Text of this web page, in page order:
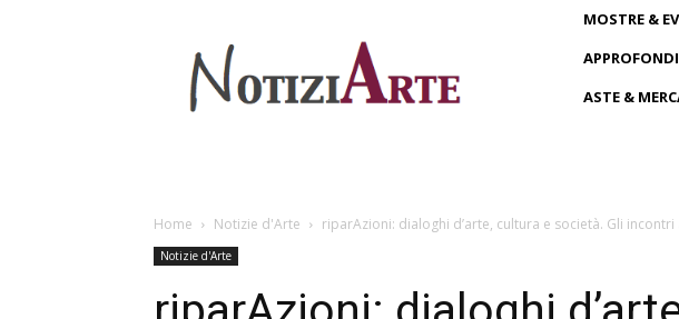
MOSTRE &
ASTE &
Home Notizie d'Arte riparAzioni: dialoghi d’arte, cultura e società. Gli incontri
Notizie d'Arte